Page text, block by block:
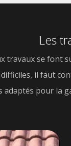
Les
travaux se font
il faut
adaptés pour la